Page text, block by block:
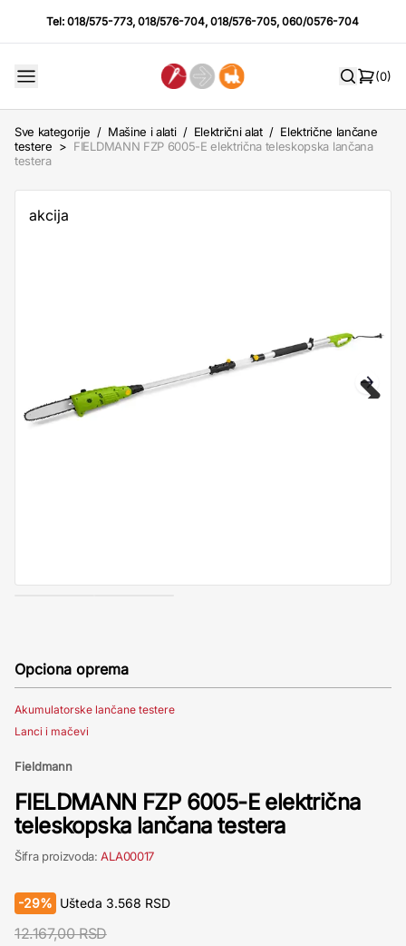
Tel:018/575-773,018/576-704,018/576-705,060/0576-704
(0)
Sve kategorije / Mašine i alati / Električni alat / Električne lančane
testere > FIELDMANN FZP 6005-E električna teleskopska lančana
testera
akcija
Opciona oprema
Akumulatorske lančane testere
Lanci i mačevi
Fieldmann
FIELDMANN FZP 6005-E električna
teleskopska lančana testera
Šifra proizvoda:ALA00017
-29% Ušteda 3.568 RSD
12.167,00 RSD